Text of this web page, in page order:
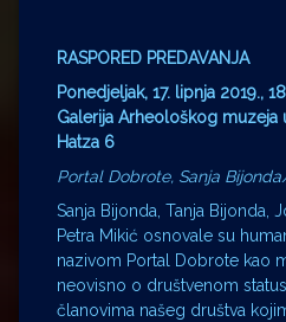
RASPORED PREDAVANJA
Ponedjeljak, 17. lipnja 2019.,
Galerija Arheološkog muzeja
Hatza 6
Portal Dobrote, Sanja
Sanja Bijonda, Tanja Bijonda,
Petra Mikić osnovale su
nazivom Portal Dobrote kao
neovisno o društvenom
članovima našeg društva